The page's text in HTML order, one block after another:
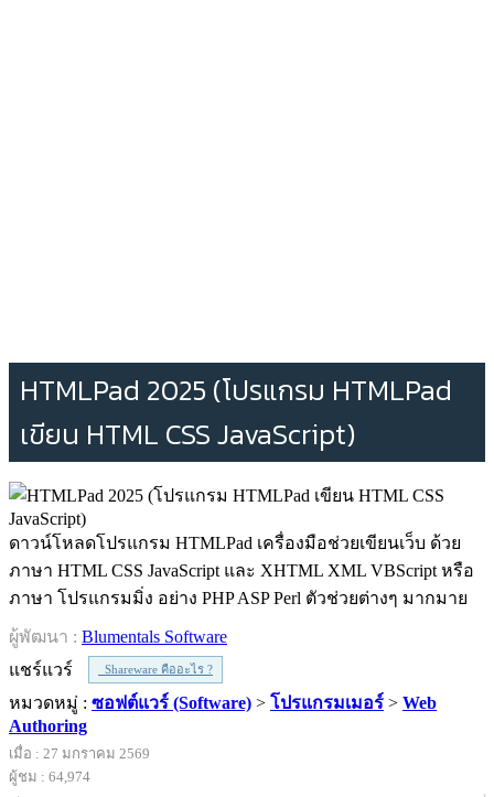
HTMLPad 2025 (โปรแกรม HTMLPad
เขียน HTML CSS JavaScript)
ดาวน์โหลดโปรแกรม HTMLPad เครื่องมือช่วยเขียนเว็บ ด้วย
ภาษา HTML CSS JavaScript และ XHTML XML VBScript หรือ
ภาษา โปรแกรมมิ่ง อย่าง PHP ASP Perl ตัวช่วยต่างๆ มากมาย
ผู้พัฒนา : Blumentals Software
แชร์แวร์
Shareware คืออะไร ?
หมวดหมู่ : ซอฟต์แวร์ (Software) > โปรแกรมเมอร์ > Web
Authoring
เมื่อ : 27 มกราคม 2569
ผู้ชม : 64,974